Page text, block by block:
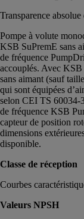
Transparence
Pompe à volute
KSB SuPremE sans
de fréquence
accouplés. Avec
sans aimant (sauf
qui sont équipées
selon CEI TS 60034-
de fréquence KSB
capteur de position
dimensions
disponible.
Classe de réception
Courbes
Valeurs NPSH